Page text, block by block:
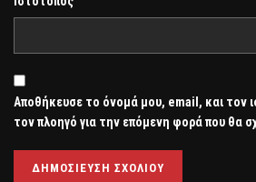
Αποθήκευσε το όνομά μου, email, και τον
τον πλοηγό για την επόμενη φορά που θα